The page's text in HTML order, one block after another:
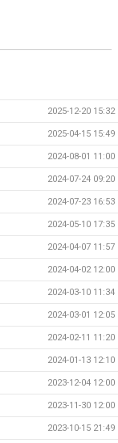
2025-12-20 15:32
2025-04-15 15:49
2024-08-01 11:00
2024-07-24 09:20
2024-07-23 16:53
2024-05-10 17:35
2024-04-07 11:57
2024-04-02 12:00
2024-03-10 11:34
2024-03-01 12:05
2024-02-11 11:20
2024-01-13 12:10
2023-12-04 12:00
2023-11-30 12:00
2023-10-15 21:49